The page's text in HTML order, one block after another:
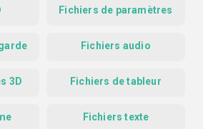
Fichiers de paramètres
Fichiers audio
3D Fichiers de tableur
Fichiers texte